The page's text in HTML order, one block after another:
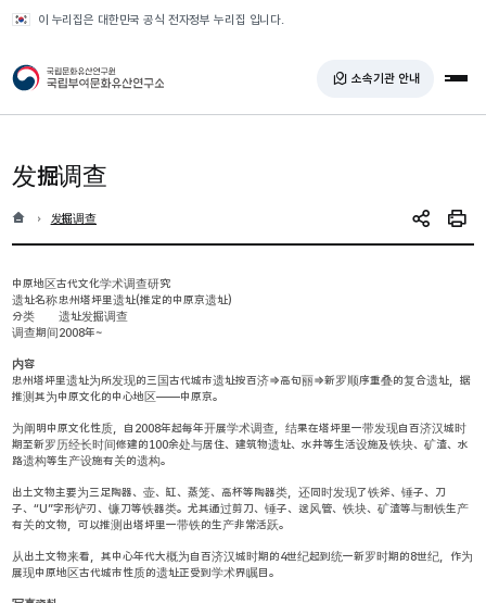
이 누리집은 대한민국 공식 전자정부 누리집 입니다.
국가유산청 국립부여문화유산연구소 소속기관 안내 전
发掘调查
홈 현재 위치
发掘调查 SNS 공유인쇄
中原地区古代文化学术调查研究
遗址名称忠州塔坪里遗址(推定的中原京遗址)
分类
遗址发掘调查
调查期间2008年~
内容
忠州塔坪里遗址为所发现的三国古代城市遗址按百济⇒高句丽⇒新罗顺序重叠的复合遗址，据
推测其为中原文化的中心地区——中原京。
为阐明中原文化性质，自2008年起每年开展学术调查，结果在塔坪里一带发现自百济汉城时
期至新罗历经长时间修建的100余处与居住、建筑物遗址、水井等生活设施及铁块、矿渣、水
路遗构等生产设施有关的遗构。
出土文物主要为三足陶器、壶、缸、蒸笼、高杯等陶器类，还同时发现了铁斧、锤子、刀
子、“U”字形铲刃、镰刀等铁器类。尤其通过剪刀、锤子、送风管、铁块、矿渣等与制铁生产
有关的文物，可以推测出塔坪里一带铁的生产非常活跃。
从出土文物来看，其中心年代大概为自百济汉城时期的4世纪起到统一新罗时期的8世纪，作为
展现中原地区古代城市性质的遗址正受到学术界瞩目。